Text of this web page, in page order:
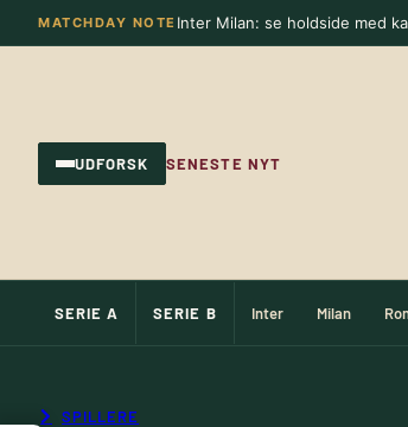
Spring
til
MATCHDAY NOTE Inter Milan: se holdside med
UDFORSK SENESTE NYT
SERIE A SERIE B Inter Milan
SPILLERE